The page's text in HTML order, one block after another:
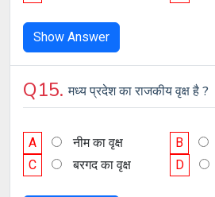
Show Answer
Q15.मध्य प्रदेश का राजकीय वृक्ष है ?
A नीम का वृक्ष B
C
बरगद का वृक्ष D